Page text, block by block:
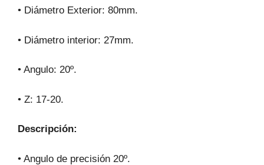
• Diámetro Exterior: 80mm.
• Diámetro interior: 27mm.
• Angulo: 20º.
• Z: 17-20.
Descripción:
• Angulo de precisión 20º.